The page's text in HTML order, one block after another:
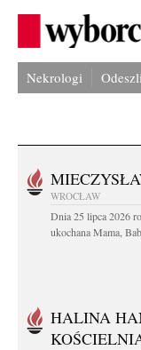
Nekrologi
WROCŁAW
Dnia 25 lipca 2026
ukochana Mama,
HALINA